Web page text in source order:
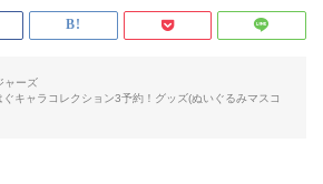
ャーズ
キャラコレクション3予約！グッズ(ぬいぐるみマスコ